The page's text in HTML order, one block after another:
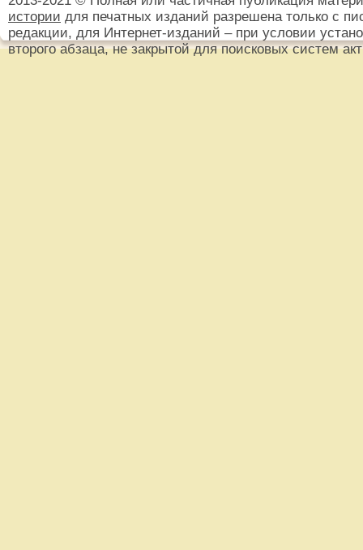
истории для печатных изданий разрешена только с
редакции, для Интернет-изданий – при условии
второго абзаца, не закрытой для поисковых систем